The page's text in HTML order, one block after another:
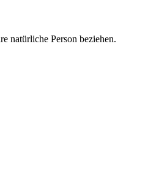
natürliche Person beziehen.